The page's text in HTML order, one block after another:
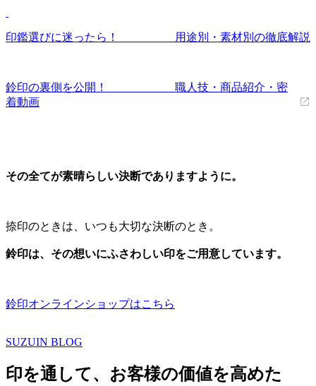
印鑑選びに迷ったら！ 用途別・素材別の徹底解説
鈴印の裏側を公開！ 職人技・商品紹介・密
着動画
その全てが素晴らしい決断でありますように。
捺印のときは、いつも大切な決断のとき。
鈴印は、その想いにふさわしい印をご用意しています。
鈴印オンラインショップはこちら
SUZUIN BLOG
印を通して、お客様の価値を高めた